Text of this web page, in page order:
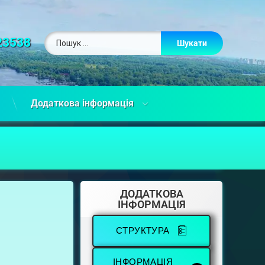
Додаткова інформація
ДОДАТКОВА
ІНФОРМАЦІЯ
СТРУКТУРА
ІНФОРМАЦІЯ